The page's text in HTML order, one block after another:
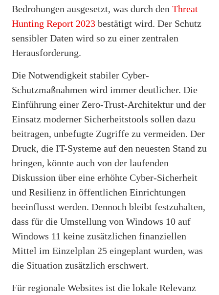
Bedrohungen ausgesetzt, was durch den Threat
Hunting Report 2023 bestätigt wird. Der Schutz
sensibler Daten wird so zu einer zentralen
Herausforderung.
Die Notwendigkeit stabiler Cyber-
Schutzmaßnahmen wird immer deutlicher. Die
Einführung einer Zero-Trust-Architektur und der
Einsatz moderner Sicherheitstools sollen dazu
beitragen, unbefugte Zugriffe zu vermeiden. Der
Druck, die IT-Systeme auf den neuesten Stand zu
bringen, könnte auch von der laufenden
Diskussion über eine erhöhte Cyber-Sicherheit
und Resilienz in öffentlichen Einrichtungen
beeinflusst werden. Dennoch bleibt festzuhalten,
dass für die Umstellung von Windows 10 auf
Windows 11 keine zusätzlichen finanziellen
Mittel im Einzelplan 25 eingeplant wurden, was
die Situation zusätzlich erschwert.
Für regionale Websites ist die lokale Relevanz